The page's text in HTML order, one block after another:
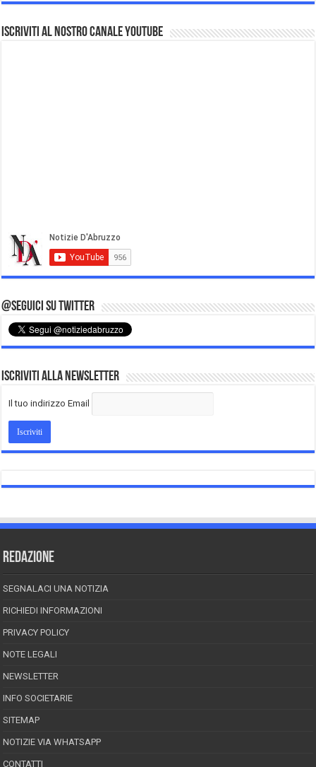
Iscriviti al nostro Canale Youtube
@Seguici su Twitter
Iscriviti alla Newsletter
Il tuo indirizzo Email
REDAZIONE
SEGNALACI UNA NOTIZIA
RICHIEDI INFORMAZIONI
PRIVACY POLICY
NOTE LEGALI
NEWSLETTER
INFO SOCIETARIE
SITEMAP
NOTIZIE VIA WHATSAPP
CONTATTI